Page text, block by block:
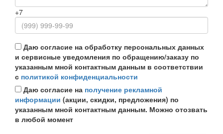
+7
Даю согласие на обработку персональных данных
и сервисные уведомления по обращению/заказу по
указанным мной контактным данным в соответствии
с политикой конфиденциальности
Даю согласие на получение рекламной
информации (акции, скидки, предложения) по
указанным мной контактным данным. Можно отозвать
в любой момент